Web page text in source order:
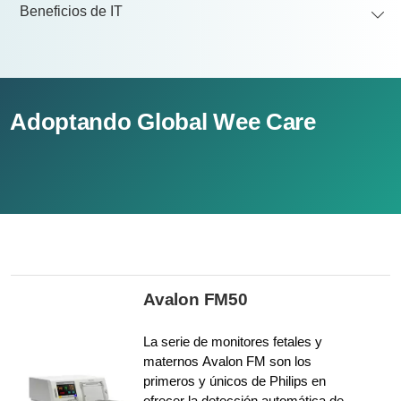
Beneficios de IT
Adoptando Global Wee Care
Avalon FM50
La serie de monitores fetales y
maternos Avalon FM son los
primeros y únicos de Philips en